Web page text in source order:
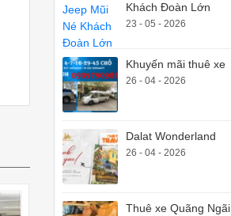
Khách Đoàn Lớn
23 - 05 - 2026
Khuyến mãi thuê xe
26 - 04 - 2026
Dalat Wonderland
26 - 04 - 2026
Thuê xe Quãng Ngãi